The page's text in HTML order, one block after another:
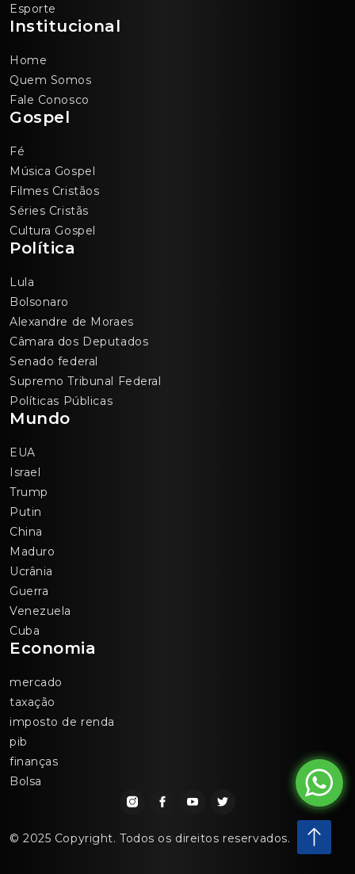
Esporte
Institucional
Home
Quem Somos
Fale Conosco
Gospel
Fé
Música Gospel
Filmes Cristãos
Séries Cristãs
Cultura Gospel
Política
Lula
Bolsonaro
Alexandre de Moraes
Câmara dos Deputados
Senado federal
Supremo Tribunal Federal
Políticas Públicas
Mundo
EUA
Israel
Trump
Putin
China
Maduro
Ucrânia
Guerra
Venezuela
Cuba
Economia
mercado
taxação
imposto de renda
pib
finanças
Bolsa
© 2025 Copyright. Todos os direitos reservados.